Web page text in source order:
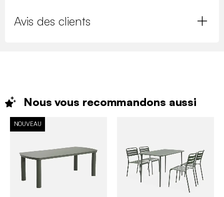
Avis des clients
Nous vous recommandons aussi
NOUVEAU